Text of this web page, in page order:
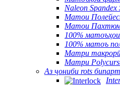
Naleon Spandex
Матои
Матои
100%
100% матоъ
Матри
Матри
Аз ҷониби rots